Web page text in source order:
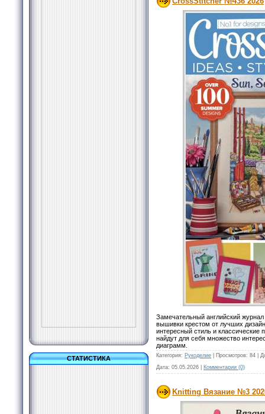
СТАТИСТИКА
Замечательный английский
вышивки крестом от лучших
интересный стиль и
найдут для себя множество
диаграмм.
Категория: Рукоделие Просмотров: 84
Дата: 05.05.2026 Комментарии (0)
Knitting Вязание №3